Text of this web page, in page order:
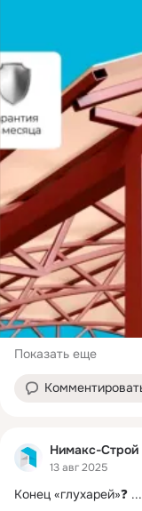
Показать еще
Нимакс-
13 авг 2025
Конец «глухарей»❓ ...